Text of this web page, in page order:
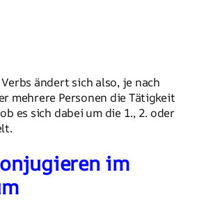
ändert sich also, je nach
mehrere Personen die Tätigkeit
es sich dabei um die 1., 2. oder
im